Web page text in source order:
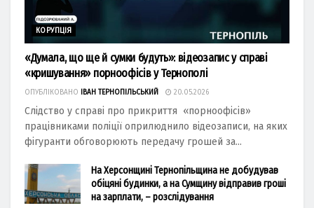
КОРУПЦІЯ
«Думала, що ще й сумки будуть»: відеозапис у справі
«кришування» порноофісів у Тернополі
ОПУБЛІКОВАНО ІВАН ТЕРНОПІЛЬСЬКИЙ 20.05.2026
Слідство у справі про прикриття «порноофісів»
працівниками поліції оприлюднило відеозаписи, на яких
фігуранти обговорюють передачу грошей за...
На Херсонщині Тернопільщина не добудував
обіцяні будинки, а на Сумщину відправив гроші
на зарплати, – розслідування